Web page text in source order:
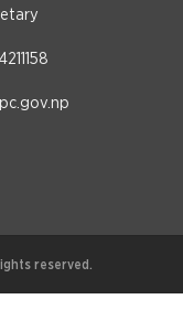
reserved.